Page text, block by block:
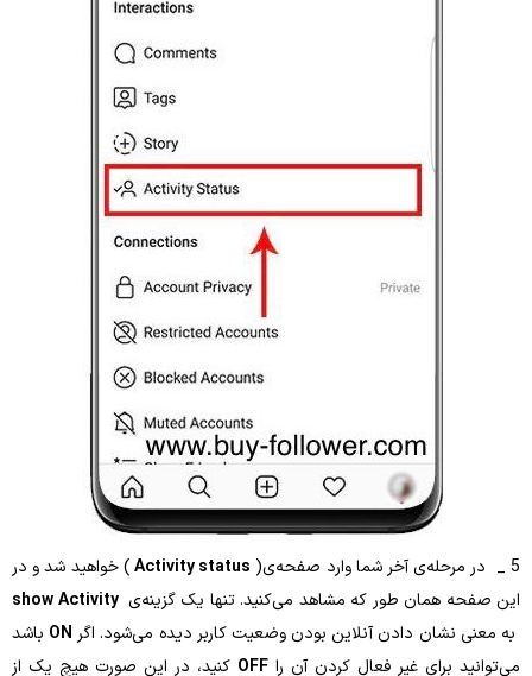
Activity status) خواهید شد و در
طور که مشاهد می‌کنید. تنها یک گزینه‌یshow Activity
دادن آنلاین بودن وضعیت کاربر دیده می‌شود. اگرONباشد
غیر فعال کردن آن را OFFکنید، در این صورت هیچ یک از